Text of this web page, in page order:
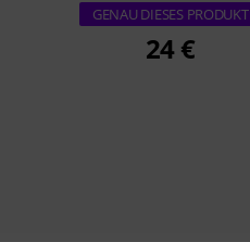
GENAU DIESES PRODUKT
24 €